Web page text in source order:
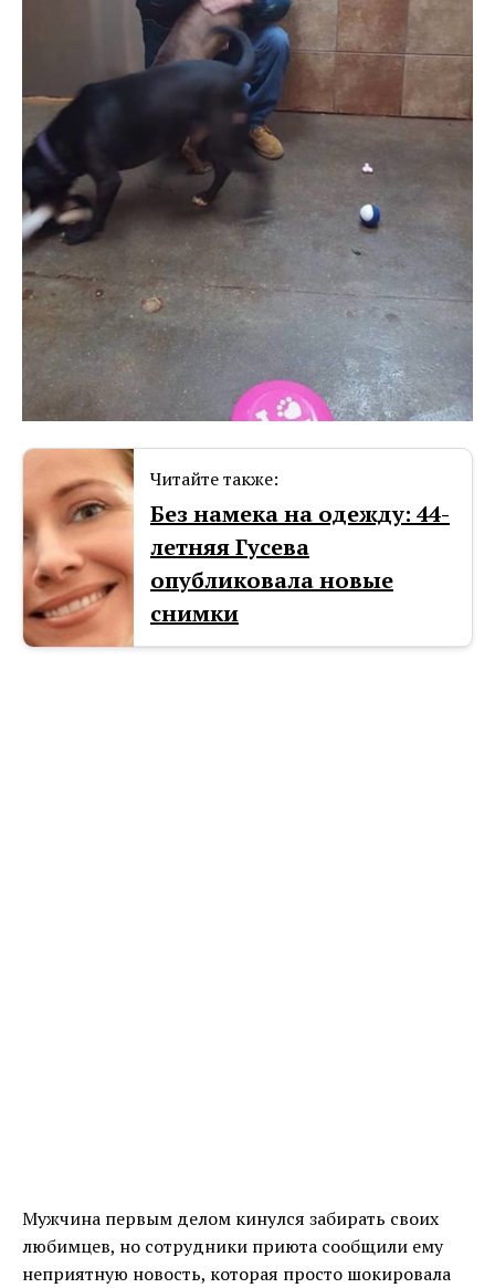
Читайте также:
Без намека на одежду: 44-
летняя Гусева
опубликовала новые
снимки
Мужчина первым делом кинулся забирать своих
любимцев, но сотрудники приюта сообщили ему
неприятную новость, которая просто шокировала